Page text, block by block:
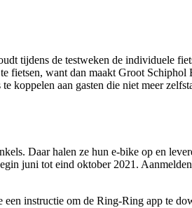
tijdens de testweken de individuele
want dan maakt Groot
aan gasten die niet meer
Daar halen ze hun e-bike op en
juni tot eind oktober 2021.
instructie om de Ring-Ring app te